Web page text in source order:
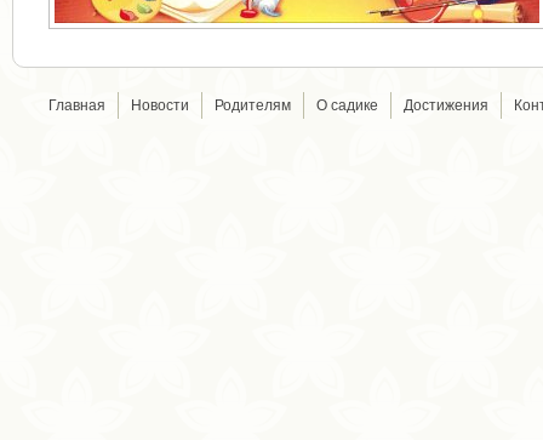
Главная Новости Родителям О садике Достижения